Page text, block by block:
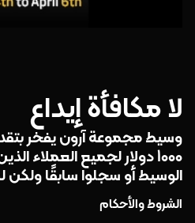
لا مكافأة إيداع
وسيط مجموعة آرون يفخر
1000 دولار لجميع العملاء
الوسيط أو سجلوا سابقًا ولكن
الشروط والأحكام